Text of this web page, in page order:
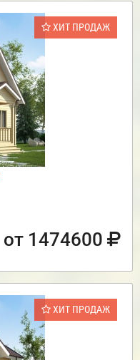
ХИТ ПРОДАЖ
от 1474600
ХИТ ПРОДАЖ